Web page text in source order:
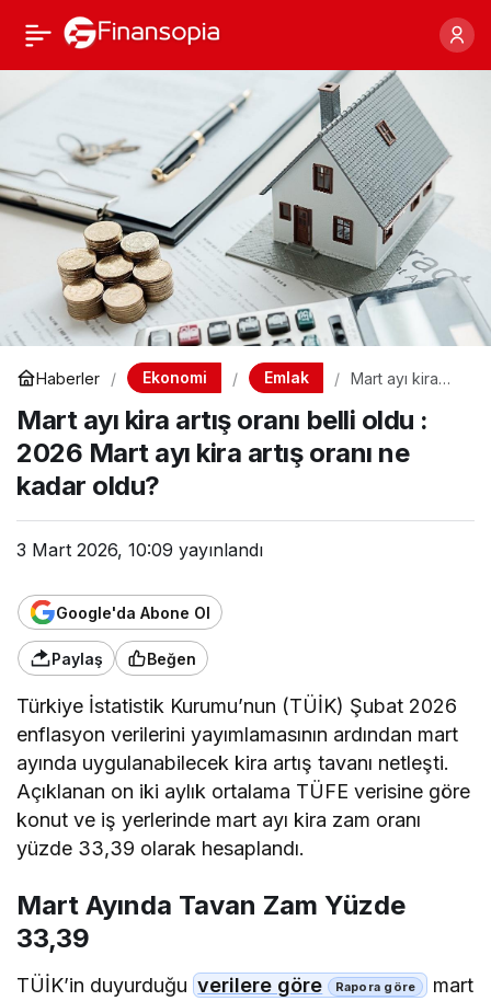
Haberler Ekonomi Emlak
Mart ayı kira
oldu : 2026
Mart ayı kira
artış oranı ne
Mart ayı kira artış oranı belli oldu :
2026 Mart ayı kira artış oranı ne
kadar oldu?
3 Mart 2026, 10:09 yayınlandı
Google'da Abone Ol
Paylaş Beğen
Türkiye İstatistik Kurumu’nun (TÜİK) Şubat 2026
enflasyon verilerini yayımlamasının ardından mart
ayında uygulanabilecek kira artış tavanı netleşti.
Açıklanan on iki aylık ortalama TÜFE verisine göre
konut ve iş yerlerinde mart ayı kira zam oranı
yüzde 33,39 olarak hesaplandı.
Mart Ayında Tavan Zam Yüzde
33,39
TÜİK’in duyurduğu verilere göre
mart
Mart ayı kira artış oranı
kira artış oranı ne kadar
oldu?
Paylaş